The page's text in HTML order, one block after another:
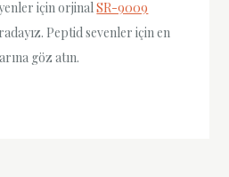
için orjinalSR-9009
Peptid sevenler için en
göz atın.